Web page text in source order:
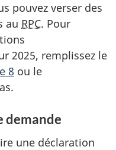
pouvez verser des
au RPC. Pour
2025, remplissez le
8 ou le
demande
une déclaration